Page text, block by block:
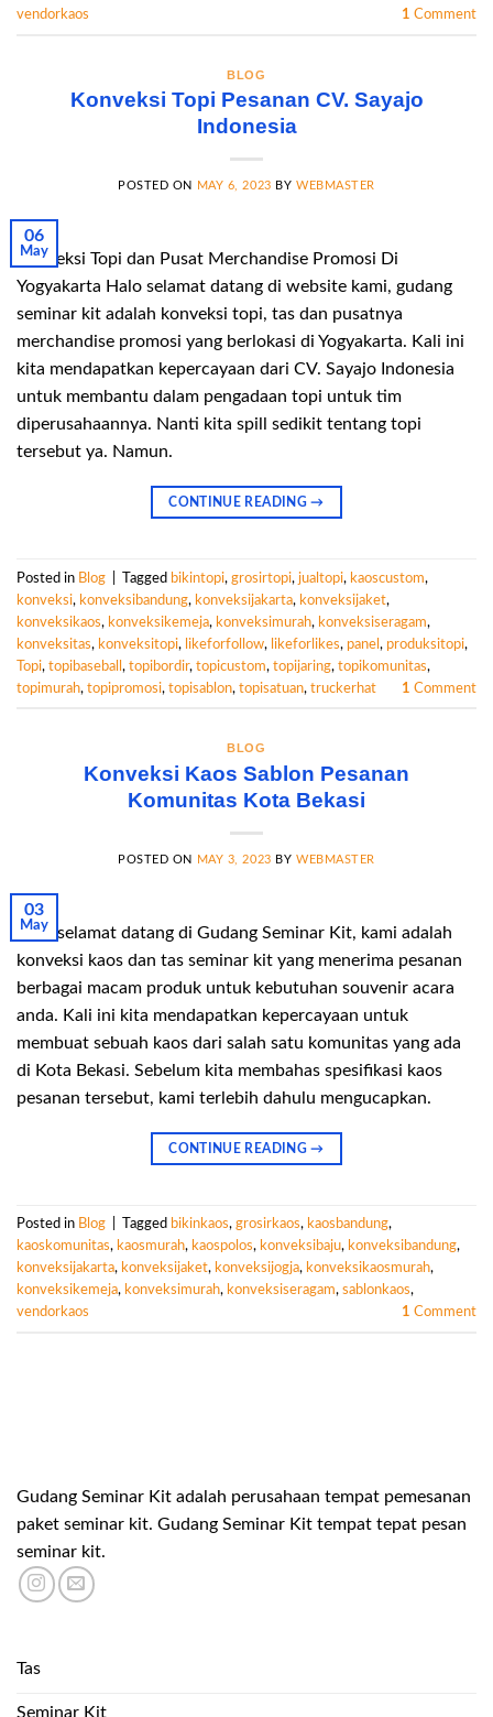
vendorkaos
1 Comment
BLOG
Konveksi Topi Pesanan CV. Sayajo
Indonesia
POSTED ON MAY 6, 2023 BY WEBMASTER
06
May
Konveksi Topi dan Pusat Merchandise Promosi Di
Yogyakarta Halo selamat datang di website kami, gudang
seminar kit adalah konveksi topi, tas dan pusatnya
merchandise promosi yang berlokasi di Yogyakarta. Kali ini
kita mendapatkan kepercayaan dari CV. Sayajo Indonesia
untuk membantu dalam pengadaan topi untuk tim
diperusahaannya. Nanti kita spill sedikit tentang topi
tersebut ya. Namun.
CONTINUE READING→
Posted in Blog Tagged bikintopi, grosirtopi, jualtopi, kaoscustom,
konveksi, konveksibandung, konveksijakarta, konveksijaket,
konveksikaos, konveksikemeja, konveksimurah, konveksiseragam,
konveksitas, konveksitopi, likeforfollow, likeforlikes, panel , produksitopi,
Topi, topibaseball , topibordir, topicustom, topijaring, topikomunitas,
topimurah, topipromosi, topisablon, topisatuan, truckerhat 1 Comment
BLOG
Konveksi Kaos Sablon Pesanan
Komunitas Kota Bekasi
POSTED ON MAY 3, 2023 BY WEBMASTER
03
May
Halo selamat datang di Gudang Seminar Kit, kami adalah
konveksi kaos dan tas seminar kit yang menerima pesanan
berbagai macam produk untuk kebutuhan souvenir acara
anda. Kali ini kita mendapatkan kepercayaan untuk
membuat sebuah kaos dari salah satu komunitas yang ada
di Kota Bekasi. Sebelum kita membahas spesifikasi kaos
pesanan tersebut, kami terlebih dahulu mengucapkan.
CONTINUE READING→
Posted in Blog Tagged bikinkaos, grosirkaos, kaosbandung,
kaoskomunitas, kaosmurah, kaospolos, konveksibaju, konveksibandung,
konveksijakarta, konveksijaket, konveksijogja, konveksikaosmurah,
konveksikemeja, konveksimurah, konveksiseragam, sablonkaos,
vendorkaos
1 Comment
Gudang Seminar Kit adalah perusahaan tempat pemesanan
paket seminar kit. Gudang Seminar Kit tempat tepat pesan
seminar kit.
Tas
Seminar Kit